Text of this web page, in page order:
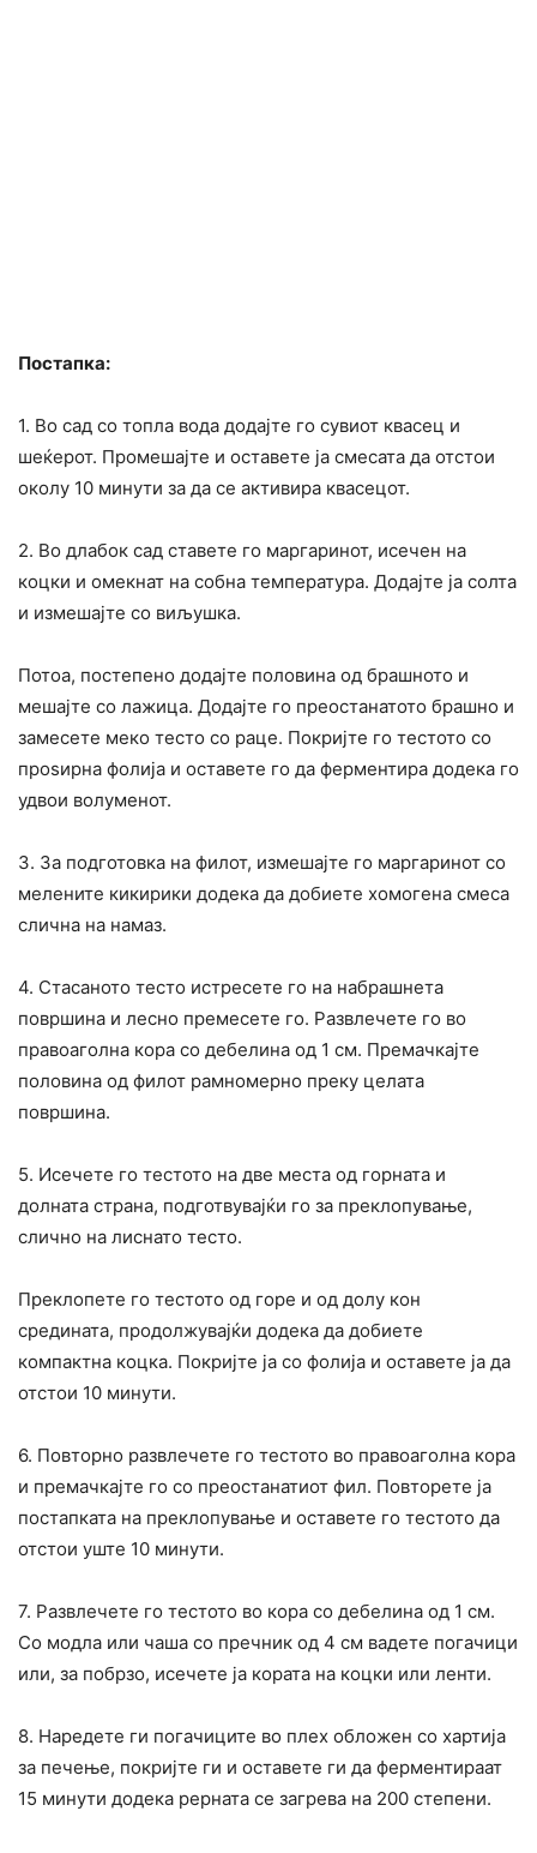
Постапка:
1. Во сад со топла вода додајте го сувиот квасец и
шеќерот. Промешајте и оставете ја смесата да отстои
околу 10 минути за да се активира квасецот.
2. Во длабок сад ставете го маргаринот, исечен на
коцки и омекнат на собна температура. Додајте ја солта
и измешајте со виљушка.
Потоа, постепено додајте половина од брашното и
мешајте со лажица. Додајте го преостанатото брашно и
замесете меко тесто со раце. Покријте го тестото со
проѕирна фолија и оставете го да ферментира додека го
удвои волуменот.
3. За подготовка на филот, измешајте го маргаринот со
мелените кикирики додека да добиете хомогена смеса
слична на намаз.
4. Стасаното тесто истресете го на набрашнета
површина и лесно премесете го. Развлечете го во
правоаголна кора со дебелина од 1 см. Премачкајте
половина од филот рамномерно преку целата
површина.
5. Исечете го тестото на две места од горната и
долната страна, подготвувајќи го за преклопување,
слично на лиснато тесто.
Преклопете го тестото од горе и од долу кон
средината, продолжувајќи додека да добиете
компактна коцка. Покријте ја со фолија и оставете ја да
отстои 10 минути.
6. Повторно развлечете го тестото во правоаголна кора
и премачкајте го со преостанатиот фил. Повторете ја
постапката на преклопување и оставете го тестото да
отстои уште 10 минути.
7. Развлечете го тестото во кора со дебелина од 1 см.
Со модла или чаша со пречник од 4 см вадете погачици
или, за побрзо, исечете ја кората на коцки или ленти.
8. Наредете ги погачиците во плех обложен со хартија
за печење, покријте ги и оставете ги да ферментираат
15 минути додека рерната се загрева на 200 степени.